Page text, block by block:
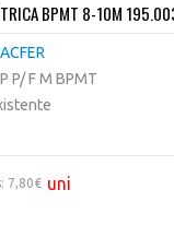
BPMT 8-10M
P/ F M BPMT
7,80€ uni